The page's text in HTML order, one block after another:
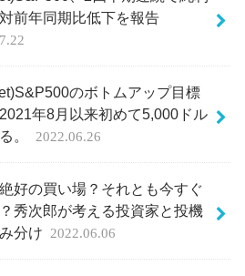
前年同期比低下を報告
のボトムアップ目標
年8月以来初めて5,000ドル
。
2022.06.26
好の買い場？それとも今すぐ
秀次郎が考える投資家と投機
分け
2022.06.06